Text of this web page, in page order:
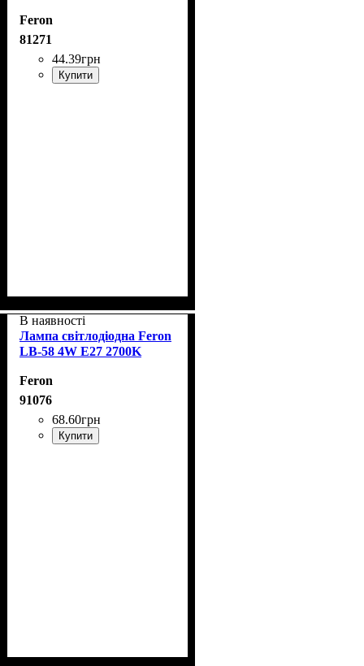
Feron
81271
44.39грн
Купити
В наявності
Лампа світлодіодна Feron
LB-58 4W E27 2700K
Feron
91076
68.60грн
Купити